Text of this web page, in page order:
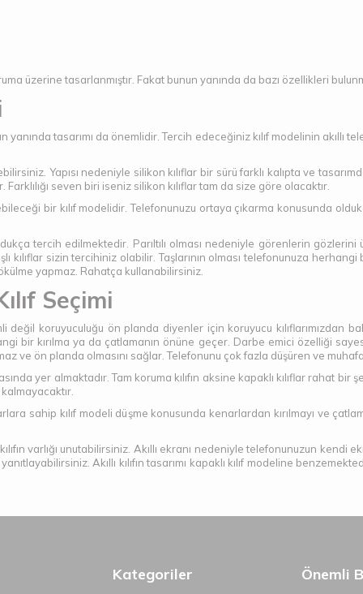
üzerine tasarlanmıştır. Fakat bunun yanında da bazı özellikleri
tasarımı da önemlidir. Tercih edeceğiniz kılıf modelinin akıllı
Yapısı nedeniyle silikon kılıflar bir sürü farklı kalıpta ve
seven biri iseniz silikon kılıflar tam da size göre olacaktır.
bir kılıf modelidir. Telefonunuzu ortaya çıkarma konusunda
tercih edilmektedir. Parıltılı olması nedeniyle görenlerin gözlerini
kılıflar sizin tercihiniz olabilir. Taşlarının olması telefonunuza
yapmaz. Rahatça kullanabilirsiniz.
Seçimi
değil koruyuculuğu ön planda diyenler için koruyucu kılıflarımızdan
bir kırılma ya da çatlamanın önüne geçer. Darbe emici özelliği
ve ön planda olmasını sağlar. Telefonunu çok fazla düşüren ve
yer almaktadır. Tam koruma kılıfın aksine kapaklı kılıflar rahat bir
sahip kılıf modeli düşme konusunda kenarlardan kırılmayı ve
varlığı unutabilirsiniz. Akıllı ekranı nedeniyle telefonunuzun kendi
Akıllı kılıfın tasarımı kapaklı kılıf modeline
Kategoriler Önemli